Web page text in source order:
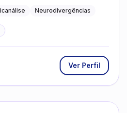
Neurodivergências
Ver Perfil